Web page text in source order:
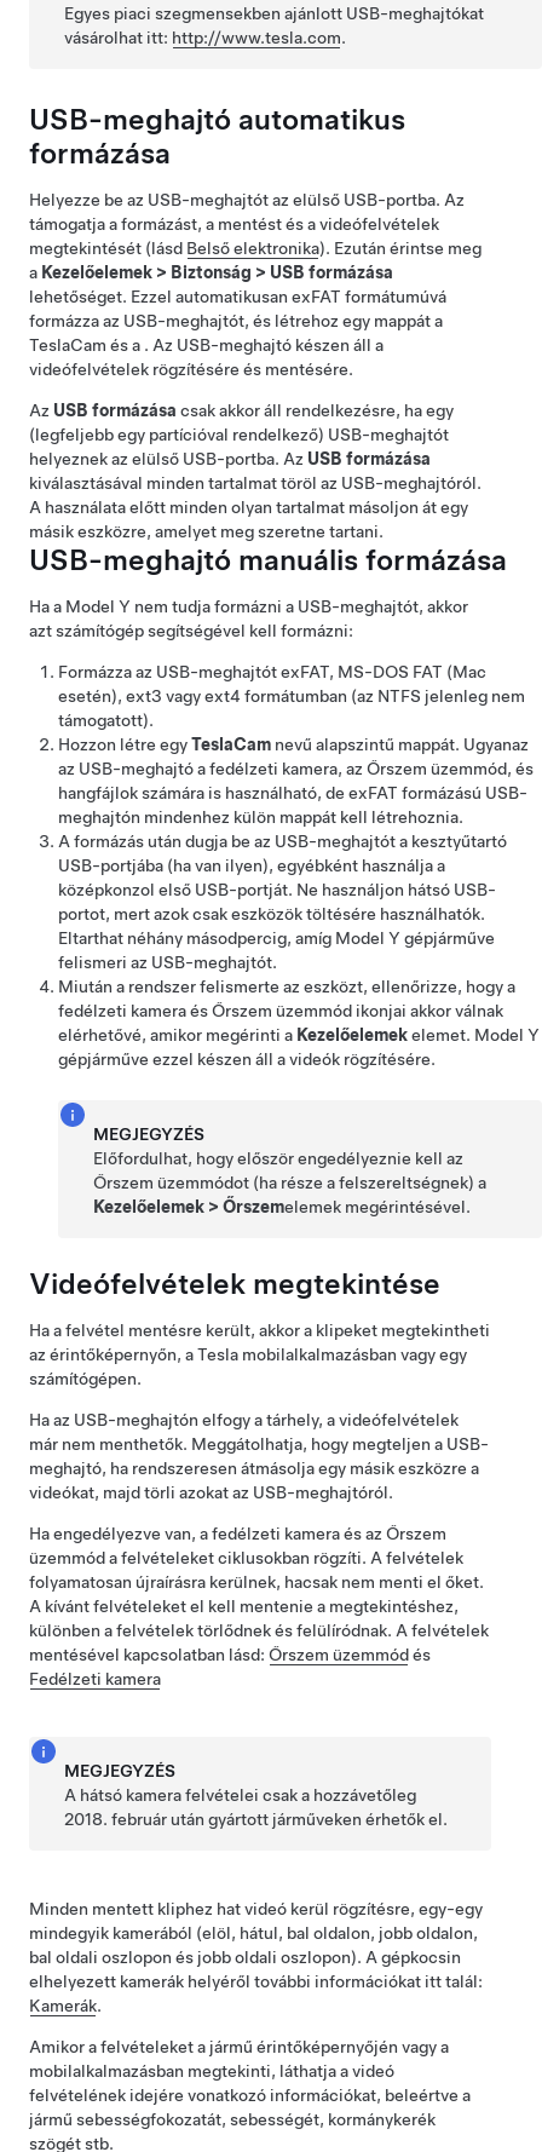
Egyes piaci szegmensekben ajánlott USB-meghajtókat
vásárolhat itt: http://www.tesla.com.
USB-meghajtó automatikus
formázása
Helyezze be az USB-meghajtót az elülső USB-portba. Az
támogatja a formázást, a mentést és a videófelvételek
megtekintését (lásd Belső elektronika). Ezután érintse meg
a Kezelőelemek > Biztonság > USB formázása
lehetőséget. Ezzel automatikusan exFAT formátumúvá
formázza az USB-meghajtót, és létrehoz egy mappát a
TeslaCam és a . Az USB-meghajtó készen áll a
videófelvételek rögzítésére és mentésére.
Az USB formázása csak akkor áll rendelkezésre, ha egy
(legfeljebb egy partícióval rendelkező) USB-meghajtót
helyeznek az elülső USB-portba. Az USB formázása
kiválasztásával minden tartalmat töröl az USB-meghajtóról.
A használata előtt minden olyan tartalmat másoljon át egy
másik eszközre, amelyet meg szeretne tartani.
USB-meghajtó manuális formázása
Ha a Model Y nem tudja formázni a USB-meghajtót, akkor
azt számítógép segítségével kell formázni:
Formázza az USB-meghajtót exFAT, MS-DOS FAT (Mac
esetén), ext3 vagy ext4 formátumban (az NTFS jelenleg nem
támogatott).
Hozzon létre egyTeslaCam nevű alapszintű mappát. Ugyanaz
az USB-meghajtó a fedélzeti kamera, az Őrszem üzemmód, és
hangfájlok számára is használható, de exFAT formázású USB-
meghajtón mindenhez külön mappát kell létrehoznia.
A formázás után dugja be az USB-meghajtót a kesztyűtartó
USB-portjába (ha van ilyen), egyébként használja a
középkonzol első USB-portját. Ne használjon hátsó USB-
portot, mert azok csak eszközök töltésére használhatók.
Eltarthat néhány másodpercig, amíg Model Y gépjárműve
felismeri az USB-meghajtót.
Miután a rendszer felismerte az eszközt, ellenőrizze, hogya
fedélzeti kameraés Őrszem üzemmód ikonjai akkor válnak
elérhetővé, amikor megérinti a Kezelőelemekelemet. Model Y
gépjárműve ezzel készen áll a videók rögzítésére.
MEGJEGYZÉS
Előfordulhat, hogy először engedélyeznie kell az
Őrszem üzemmódot (ha része a felszereltségnek) a
Kezelőelemek >Őrszemelemek megérintésével.
Videófelvételek megtekintése
Ha a felvétel mentésre került, akkor a klipeket megtekintheti
az érintőképernyőn, a Tesla mobilalkalmazásban vagy egy
számítógépen.
Ha az USB-meghajtón elfogy a tárhely, a videófelvételek
már nem menthetők. Meggátolhatja, hogy megteljen a USB-
meghajtó, ha rendszeresen átmásolja egy másik eszközre a
videókat, majd törli azokat az USB-meghajtóról.
Ha engedélyezve van, a fedélzeti kamera ésaz Őrszem
üzemmóda felvételeket ciklusokban rögzíti. A felvételek
folyamatosan újraírásra kerülnek, hacsak nem menti el őket.
A kívánt felvételeket el kell mentenie a megtekintéshez,
különben a felvételek törlődnek és felülíródnak. A felvételek
mentésével kapcsolatban lásd: Őrszem üzemmódés
Fedélzeti kamera
MEGJEGYZÉS
A hátsó kamera felvételei csak a hozzávetőleg
2018. február után gyártott járműveken érhetők el.
Minden mentett kliphez hat videó kerül rögzítésre, egy-egy
mindegyik kamerából (elöl, hátul, bal oldalon, jobb oldalon,
bal oldali oszlopon és jobb oldali oszlopon). A gépkocsin
elhelyezett kamerák helyéről további információkat itt talál:
Kamerák.
Amikor a felvételeket a jármű érintőképernyőjén vagy a
mobilalkalmazásban megtekinti, láthatja a videó
felvételének idejére vonatkozó információkat, beleértve a
jármű sebességfokozatát, sebességét, kormánykerék
szögét stb.